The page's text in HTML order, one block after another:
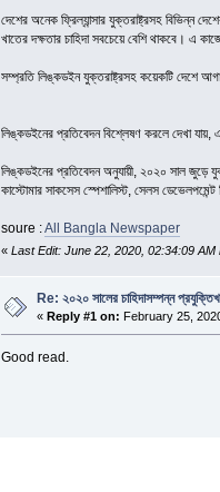
দেশের অনেক ফ্রিল্যান্সার যুক্তরাষ্ট্রসহ বিভিন্ন
খাতের দক্ষতার চাহিদা সবচেয়ে বেশি থাকবে। এ
সম্প্রতি লিঙ্কডইন যুক্তরাষ্ট্রসহ কয়েকটি দেশে
লিঙ্কডইনের প্রতিবেদন বিশ্লেষণ করলে দেখা যায়, এ
লিঙ্কডইনের প্রতিবেদন অনুযায়ী, ২০২০ সাল জুড়ে
কাস্টোমার সাকসেস স্পেশালিস্ট, সেলস ডেভেলপমেন্ট
soure :All Bangla Newspaper
« Last Edit: June 22, 2020, 02:34:09
Re: ২০২০ সালের চাহিদাসম্পন্ন
« Reply #1 on: February 25,
Good read.